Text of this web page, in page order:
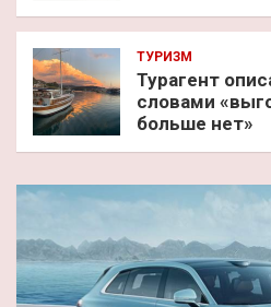
ТУРИЗМ
Турагент
словами
больше нет»